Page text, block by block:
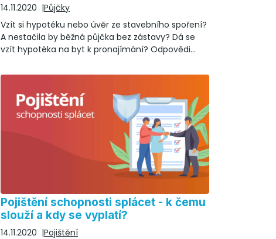
14.11.2020
Půjčky
Vzít si hypotéku nebo úvěr ze stavebního spoření?
A nestačila by běžná půjčka bez zástavy? Dá se
vzít hypotéka na byt k pronajímání? Odpovědi
Pojištění schopnosti splácet - k čemu
slouží a kdy se vyplatí?
14.11.2020
Pojištění